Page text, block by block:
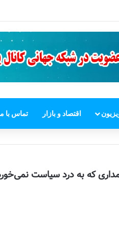
مداخله نمی‌کنیم
اقتصاد و بازار تماس با
که به درد سیاست